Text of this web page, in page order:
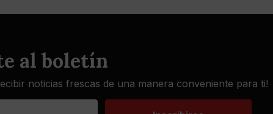
al boletín
noticias frescas de una manera conveniente para ti!